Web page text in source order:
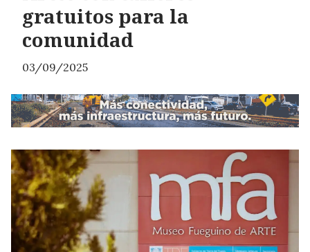
gratuitos para la
comunidad
03/09/2025